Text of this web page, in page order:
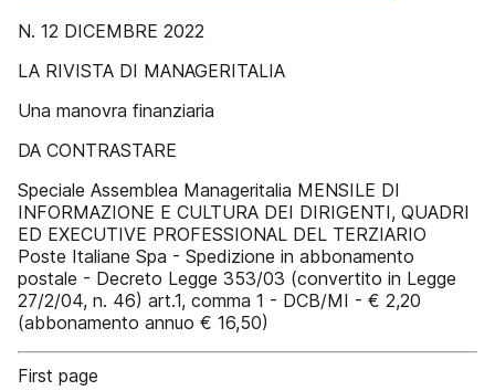
N. 12 DICEMBRE 2022
LA RIVISTA DI MANAGERITALIA
Una manovra finanziaria
DA CONTRASTARE
Speciale Assemblea Manageritalia MENSILE DI
INFORMAZIONE E CULTURA DEI DIRIGENTI, QUADRI
ED EXECUTIVE PROFESSIONAL DEL TERZIARIO
Poste Italiane Spa - Spedizione in abbonamento
postale - Decreto Legge 353/03 (convertito in Legge
27/2/04, n. 46) art.1, comma 1 - DCB/MI - € 2,20
(abbonamento annuo € 16,50)
First page